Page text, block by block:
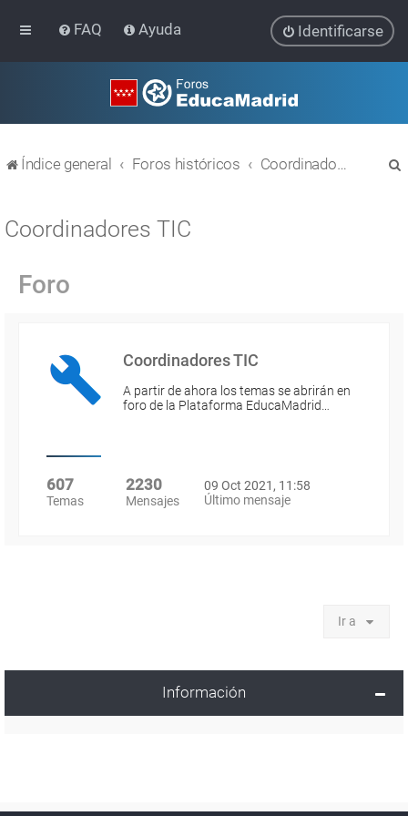
FAQ Ayuda Identificarse
Índice general Foros históricos Coordinadores TIC
Coordinadores TIC
Foro
Coordinadores TIC
A partir de ahora los temas se abrirán en
foro de la Plataforma EducaMadrid…
607
Temas
2230
Mensajes
09 Oct 2021, 11:58
Último mensaje
Ir a
Información